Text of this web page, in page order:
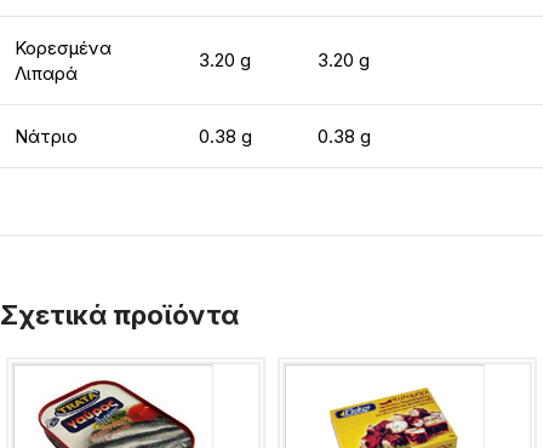
Κορεσμένα
Λιπαρά
3.20 g 3.20 g
Νάτριο 0.38 g 0.38 g
Σχετικά προϊόντα